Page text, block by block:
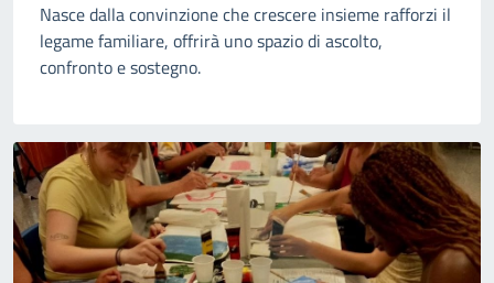
Nasce dalla convinzione che crescere insieme rafforzi il
legame familiare, offrirà uno spazio di ascolto,
confronto e sostegno.